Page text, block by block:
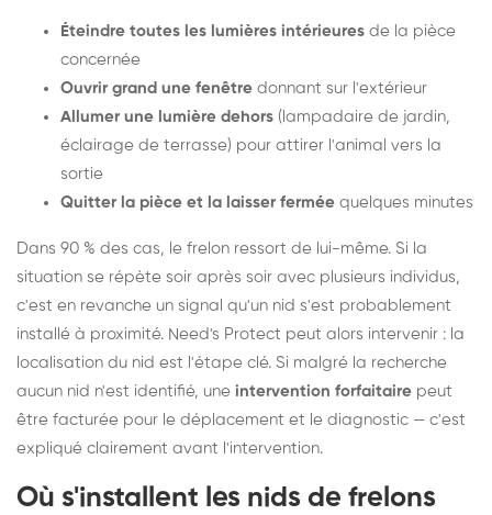
Éteindre toutes les lumières intérieures de la pièce
concernée
Ouvrir grand une fenêtre donnant sur l'extérieur
Allumer une lumière dehors (lampadaire de jardin,
éclairage de terrasse) pour attirer l'animal vers la
sortie
Quitter la pièce et la laisser fermée quelques minutes
Dans 90 % des cas, le frelon ressort de lui-même. Si la
situation se répète soir après soir avec plusieurs individus,
c'est en revanche un signal qu'un nid s'est probablement
installé à proximité. Need's Protect peut alors intervenir : la
localisation du nid est l'étape clé. Si malgré la recherche
aucun nid n'est identifié, une intervention forfaitaire peut
être facturée pour le déplacement et le diagnostic — c'est
expliqué clairement avant l'intervention.
Où s'installent les nids de frelons